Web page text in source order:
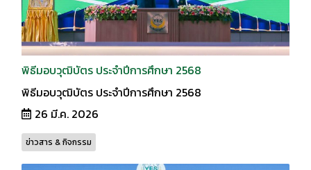
พิธีมอบวุฒิบัตร ประจำปีการศึกษา 2568
พิธีมอบวุฒิบัตร ประจำปีการศึกษา 2568
26 มี.ค. 2026
ข่าวสาร & กิจกรรม